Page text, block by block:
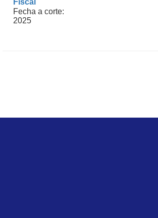
Fiscal
Fecha a corte:
2025